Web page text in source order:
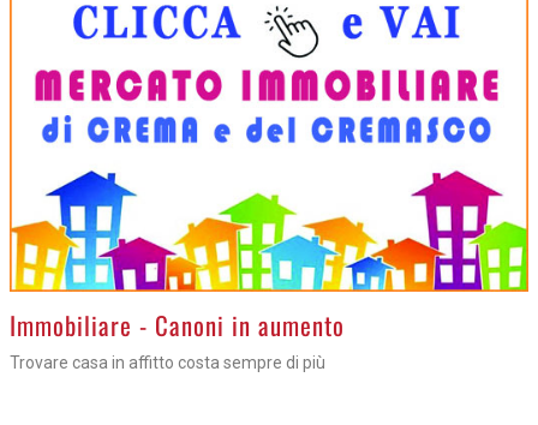
>Immobiliare - Canoni in aumento
Trovare casa in affitto costa sempre di più